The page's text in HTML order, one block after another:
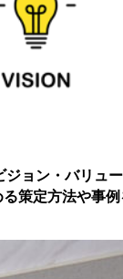
ジョン・バリュ
策定方法や事